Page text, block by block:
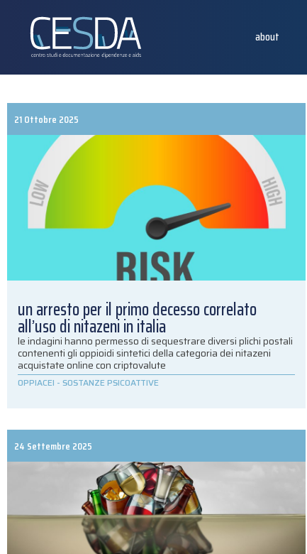
about
21 Ottobre 2025
un arresto per il primo decesso correlato
all’uso di nitazeni in italia
le indagini hanno permesso di sequestrare diversi plichi postali
contenenti gli oppioidi sintetici della categoria dei nitazeni
acquistate online con criptovalute
OPPIACEI - SOSTANZE PSICOATTIVE
24 Settembre 2025